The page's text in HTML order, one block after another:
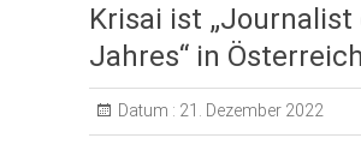
Krisai ist „Journalist
Jahres“ in Österreich
Datum : 21. Dezember 2022